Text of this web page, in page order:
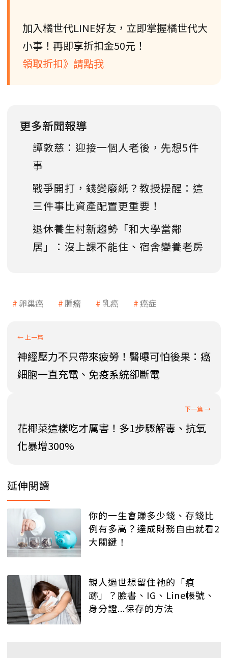
加入橘世代LINE好友，立即掌握橘世代大
小事！再即享折扣金50元！
領取折扣》請點我
更多新聞報導
譚敦慈：迎接一個人老後，先想5件
事
戰爭開打，錢變廢紙？教授提醒：這
三件事比資產配置更重要！
退休養生村新趨勢「和大學當鄰
居」：沒上課不能住、宿舍變養老房
卵巢癌 腫瘤 乳癌 癌症
神經壓力不只帶來疲勞！醫曝可怕後果：癌
細胞一直充電、免疫系統卻斷電
花椰菜這樣吃才厲害！多1步驟解毒、抗氧
化暴增300%
延伸閱讀
你的一生會賺多少錢、存錢比
例有多高？達成財務自由就看2
大關鍵！
親人過世想留住祂的「痕
跡」？臉書、IG、Line帳號、
身分證...保存的方法